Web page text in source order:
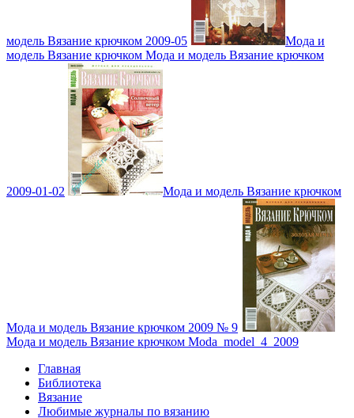
модель Вязание крючком 2009-05
Мода и
модель Вязание крючком Мода и модель Вязание крючком
2009-01-02 Мода и модель Вязание крючком
Мода и модель Вязание крючком 2009 № 9
Мода и модель Вязание крючком Moda_model_4_2009
Главная
Библиотека
Вязание
Любимые журналы по вязанию